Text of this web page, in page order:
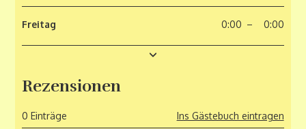
Montag 0:00 – 0:00
Dienstag 0:00 – 0:00
Mittwoch 0:00 – 0:00
Donnerstag 0:00 – 0:00
Freitag 0:00 – 0:00
Rezensionen
0 Einträge Ins Gästebuch eintragen